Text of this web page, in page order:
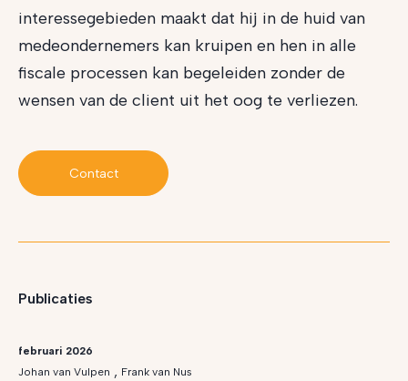
interessegebieden maakt dat hij in de huid van
medeondernemers kan kruipen en hen in alle
fiscale processen kan begeleiden zonder de
wensen van de client uit het oog te verliezen.
Contact
Publicaties
februari 2026
Johan van Vulpen , Frank van Nus